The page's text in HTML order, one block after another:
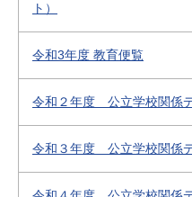
ト）
令和3年度 教育便覧
令和２年度 公立学校関係
令和３年度 公立学校関係